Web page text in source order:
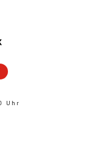
Uhr